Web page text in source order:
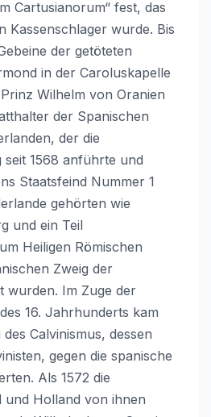
Cartusianorum“ fest, das
Kassenschlager wurde. Bis
der getöteten
in der Caroluskapelle
Wilhelm von Oranien
der Spanischen
der die
seit 1568 anführte und
Staatsfeind Nummer 1
gehörten wie
und ein Teil
Heiligen Römischen
Zweig der
wurden. Im Zuge der
16. Jahrhunderts kam
Calvinismus, dessen
gegen die spanische
Als 1572 die
und Holland von ihnen